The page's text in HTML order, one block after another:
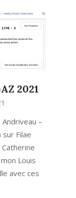
2021
–
Filae
Catherine
Louis
avec ces